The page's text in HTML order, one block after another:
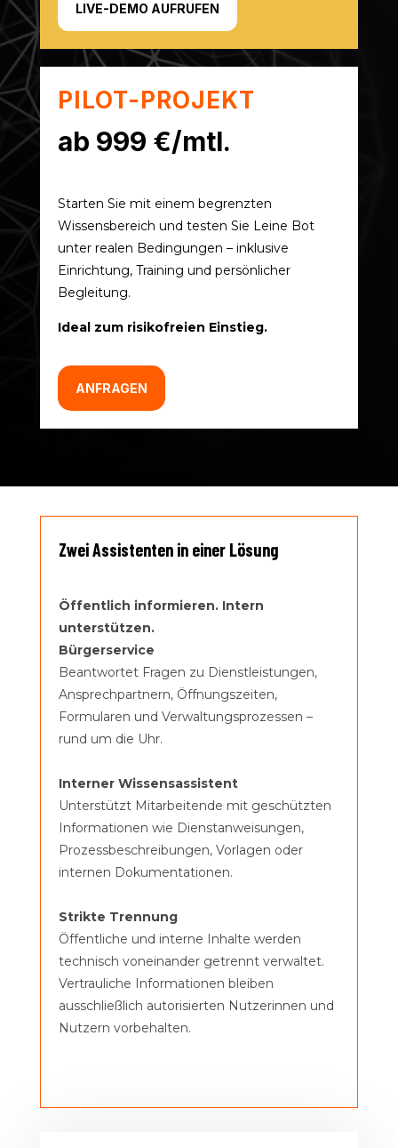
LIVE-DEMO AUFRUFEN
PILOT-PROJEKT
ab 999 €/mtl.
Starten Sie mit einem begrenzten
Wissensbereich und testen Sie Leine Bot
unter realen Bedingungen – inklusive
Einrichtung, Training und persönlicher
Begleitung.
Ideal zum risikofreien Einstieg.
ANFRAGEN
Zwei Assistenten in einer Lösung
Öffentlich informieren. Intern
unterstützen.
Bürgerservice
Beantwortet Fragen zu Dienstleistungen,
Ansprechpartnern, Öffnungszeiten,
Formularen und Verwaltungsprozessen –
rund um die Uhr.
Interner Wissensassistent
Unterstützt Mitarbeitende mit geschützten
Informationen wie Dienstanweisungen,
Prozessbeschreibungen, Vorlagen oder
internen Dokumentationen.
Strikte Trennung
Öffentliche und interne Inhalte werden
technisch voneinander getrennt verwaltet.
Vertrauliche Informationen bleiben
ausschließlich autorisierten Nutzerinnen und
Nutzern vorbehalten.